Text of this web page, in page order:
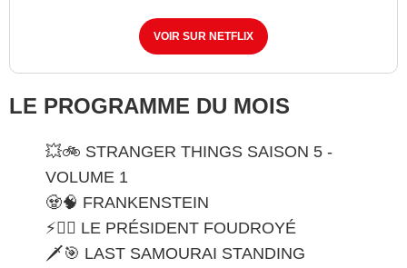
VOIR SUR NETFLIX
LE PROGRAMME DU MOIS
💥🚲 STRANGER THINGS SAISON 5 -
VOLUME 1
🧟🧠 FRANKENSTEIN
⚡👨‍⚖️ LE PRÉSIDENT FOUDROYÉ
🗡️🎯 LAST SAMOURAI STANDING